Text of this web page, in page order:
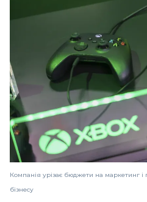
Компанія урізає бюджети на маркетинг і
бізнесу